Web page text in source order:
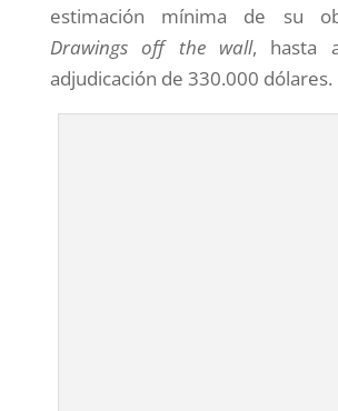
estimación mínima de su
Drawings off the wall, hasta
adjudicación de 330.000 dólares.